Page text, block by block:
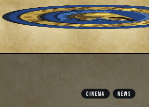
CINEMA NEWS